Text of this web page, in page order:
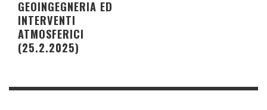
GEOINGEGNERIA ED
INTERVENTI
ATMOSFERICI
(25.2.2025)